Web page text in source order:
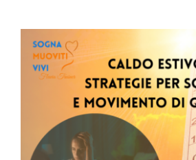
Contatti
View
Larger
Image